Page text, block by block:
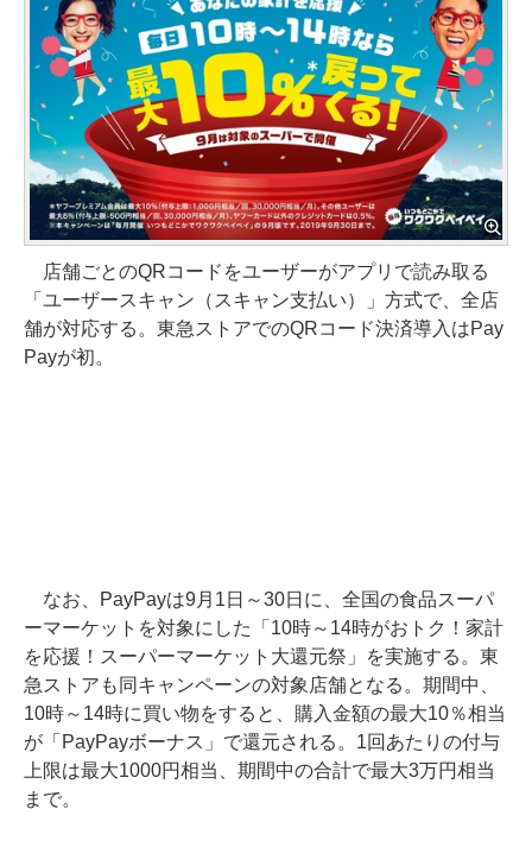
店舗ごとのQRコードをユーザーがアプリで読み取る
「ユーザースキャン（スキャン支払い）」方式で、全店
舗が対応する。東急ストアでのQRコード決済導入はPay
Payが初。
なお、PayPayは9月1日～30日に、全国の食品スーパ
ーマーケットを対象にした「10時～14時がおトク！家計
を応援！スーパーマーケット大還元祭」を実施する。東
急ストアも同キャンペーンの対象店舗となる。期間中、
10時～14時に買い物をすると、購入金額の最大10％相当
が「PayPayボーナス」で還元される。1回あたりの付与
上限は最大1000円相当、期間中の合計で最大3万円相当
まで。